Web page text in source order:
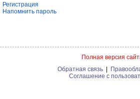
Регистрация
Напомнить пароль
Полная версия
Обратная связь |
Соглашение с